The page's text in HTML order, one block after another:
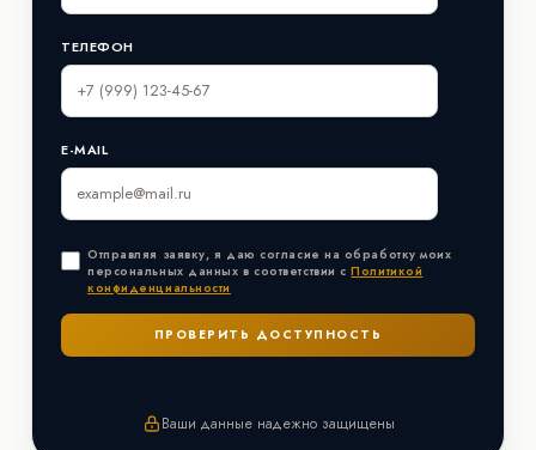
ТЕЛЕФОН
E-MAIL
Отправляя заявку, я даю согласие на обработку моих
персональных данных в соответствии сПолитикой
конфиденциальности
Ваши данные надежно защищены